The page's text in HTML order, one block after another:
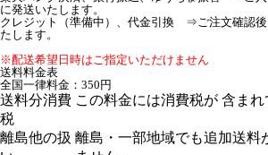
に発送いたします。
クレジット（準備中）、代金引換 ⇒ご注文確認後
たします。
※配送希望日時はご指定いただけません
送料料金表
全国一律料金：350円
送料分消費
税
この料金には消費税が 含まれ
離島他の扱 離島・一部地域でも追加送料